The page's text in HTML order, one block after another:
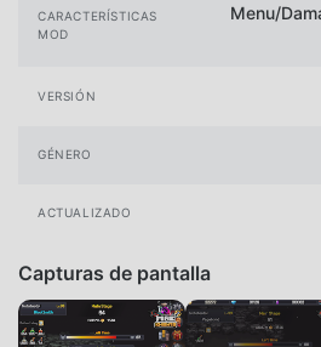
CARACTERÍSTICAS
MOD
Menu/
VERSIÓN
GÉNERO
ACTUALIZADO
Capturas de pantalla